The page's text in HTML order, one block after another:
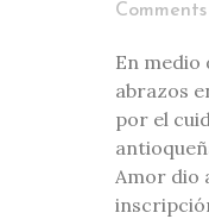
Comments
En medio
abrazos
por el
Amor dio